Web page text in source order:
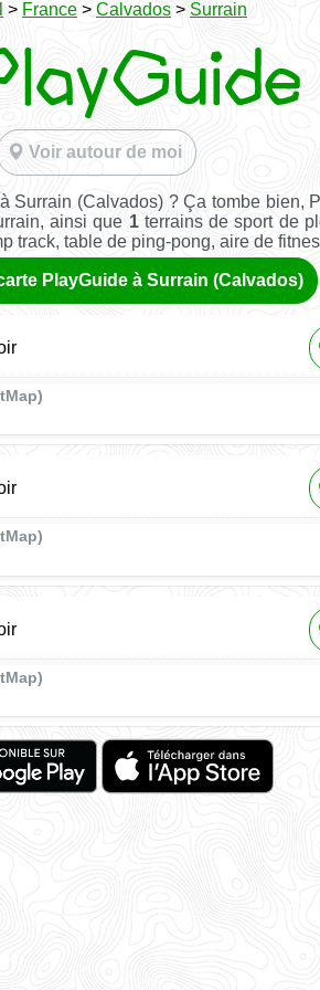
> France > Calvados > Surrain
Voir autour de moi
Surrain (Calvados) ? Ça tombe bien,
ainsi que 1terrains de sport de
track, table de ping-pong, aire de
PlayGuide à Surrain (Calvados)